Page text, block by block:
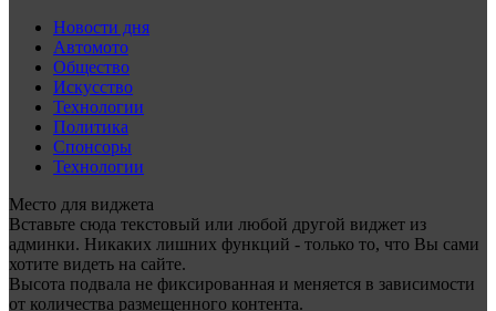
Новости дня
Автомото
Общество
Искусство
Технологии
Политика
Спонсоры
Технологии
Место для виджета
Вставьте сюда текстовый или любой другой виджет из
админки. Никаких лишних функций - только то, что Вы сами
хотите видеть на сайте.
Высота подвала не фиксированная и меняется в зависимости
от количества размещенного контента.